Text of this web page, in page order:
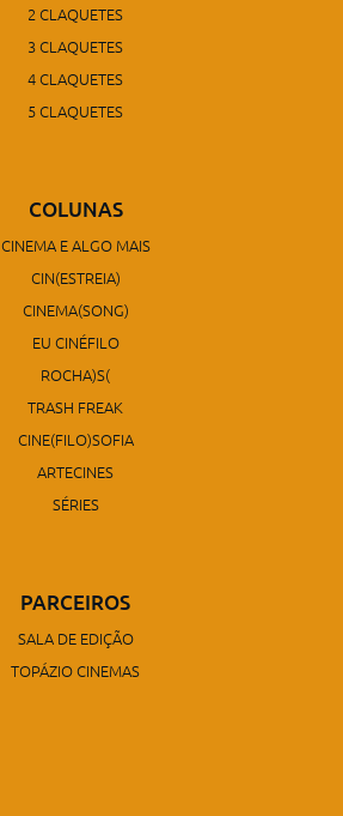
2 CLAQUETES
3 CLAQUETES
4 CLAQUETES
5 CLAQUETES
COLUNAS
CINEMA E ALGO MAIS
CIN(ESTREIA)
CINEMA(SONG)
EU CINÉFILO
ROCHA)S(
TRASH FREAK
CINE(FILO)SOFIA
ARTECINES
SÉRIES
PARCEIROS
SALA DE EDIÇÃO
TOPÁZIO CINEMAS